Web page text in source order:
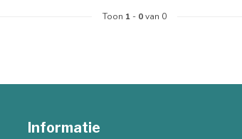
Toon 1 - 0van 0
Informatie